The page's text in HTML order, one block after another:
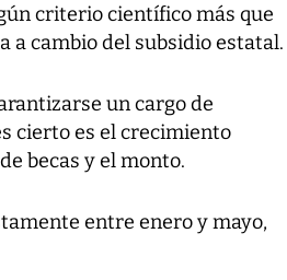
criterio científico más que
a cambio del subsidio estatal.
un cargo de
cierto es el crecimiento
becas y el monto.
entre enero y mayo,